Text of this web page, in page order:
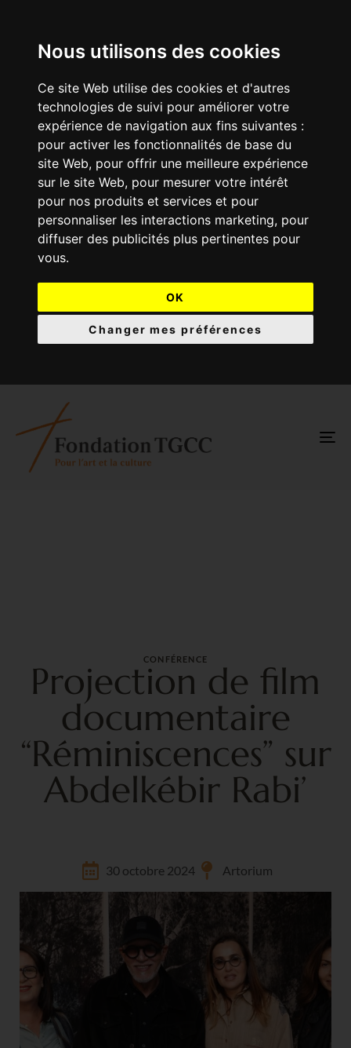
Nous utilisons des cookies
Ce site Web utilise des cookies et d'autres
technologies de suivi pour améliorer votre
expérience de navigation aux fins suivantes :
pour activer les fonctionnalités de base du
site Web, pour offrir une meilleure expérience
sur le site Web, pour mesurer votre intérêt
pour nos produits et services et pour
personnaliser les interactions marketing, pour
diffuser des publicités plus pertinentes pour
vous.
OK
Changer mes préférences
CONFÉRENCE
Projection de film
documentaire
“Réminiscences” sur
Abdelkébir Rabi’
30 octobre 2024 Artorium